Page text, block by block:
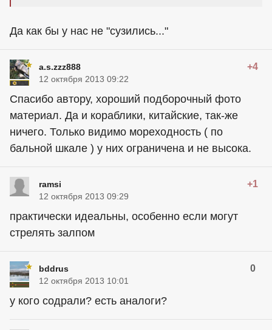
Да как бы у нас не "сузились..."
a.s.zzz888 +4
12 октября 2013 09:22
Спасибо автору, хороший подборочный фото
материал. Да и кораблики, китайские, так-же
ничего. Только видимо мореходность ( по
бальной шкале ) у них ограничена и не высока.
ramsi +1
12 октября 2013 09:29
практически идеальны, особенно если могут
стрелять залпом
bddrus 0
12 октября 2013 10:01
у кого содрали? есть аналоги?